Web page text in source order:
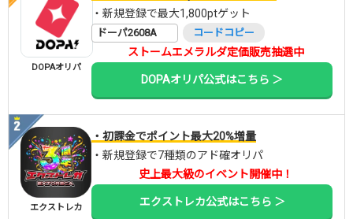
DOPAオリパ
・新規登録で最大1,800ptゲット
ドーパ2608A コードコピー
ストームエメラルダ定価販売抽選中
DOPAオリパ公式はこちら ＞
エクストレカ
・初課金でポイント最大20%増量
・新規登録で7種類のアド確オリパ
史上最大級のイベント開催中！
エクストレカ公式はこちら ＞